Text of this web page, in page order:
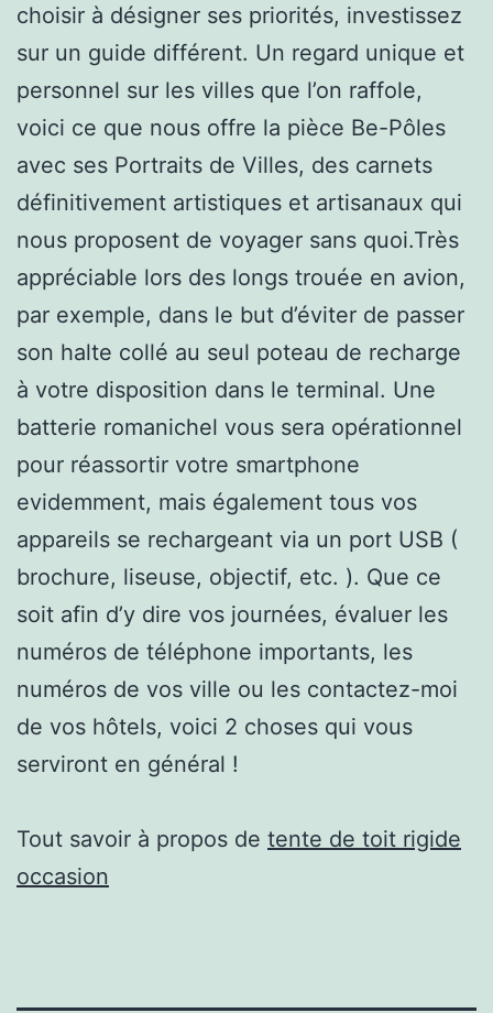
choisir à désigner ses priorités, investissez
sur un guide différent. Un regard unique et
personnel sur les villes que l’on raffole,
voici ce que nous offre la pièce Be-Pôles
avec ses Portraits de Villes, des carnets
définitivement artistiques et artisanaux qui
nous proposent de voyager sans quoi.Très
appréciable lors des longs trouée en avion,
par exemple, dans le but d’éviter de passer
son halte collé au seul poteau de recharge
à votre disposition dans le terminal. Une
batterie romanichel vous sera opérationnel
pour réassortir votre smartphone
evidemment, mais également tous vos
appareils se rechargeant via un port USB (
brochure, liseuse, objectif, etc. ). Que ce
soit afin d’y dire vos journées, évaluer les
numéros de téléphone importants, les
numéros de vos ville ou les contactez-moi
de vos hôtels, voici 2 choses qui vous
serviront en général !
Tout savoir à propos de tente de toit rigide
occasion